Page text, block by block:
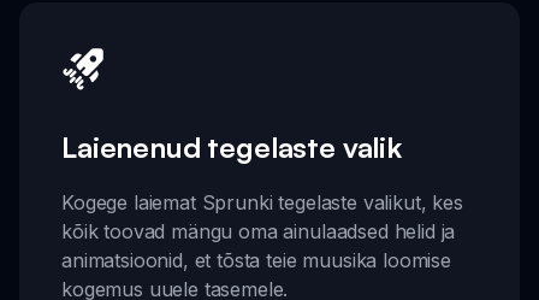
Laienenud tegelaste valik
Kogege laiemat Sprunki tegelaste valikut, kes
kõik toovad mängu oma ainulaadsed helid ja
animatsioonid, et tõsta teie muusika loomise
kogemus uuele tasemele.